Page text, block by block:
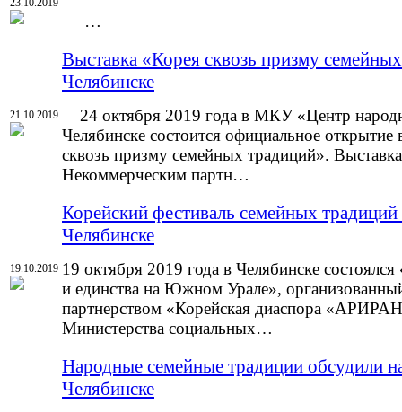
23.10.2019
…
21.10.2019
Выставка «Корея сквозь призму
Челябинске
24 октября 2019 года в МКУ «Центр
Челябинске состоится официальное открытие
сквозь призму семейных традиций».
Некоммерческим партн…
19.10.2019
Корейский фестиваль семейных
Челябинске
19 октября 2019 года в Челябинске
и единства на Южном Урале»,
партнерством «Корейская диаспора
Министерства социальных…
Народные семейные традиции обсудили
Челябинске